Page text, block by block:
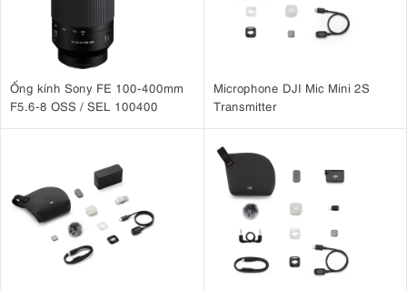
Ống kính Sony FE 100-400mm
F5.6-8 OSS / SEL 100400
Microphone DJI Mic Mini 2S
Transmitter